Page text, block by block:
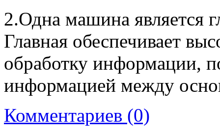
2.Одна машина является
Главная обеспечивает
обработку информации,
информацией между
Комментариев (0)